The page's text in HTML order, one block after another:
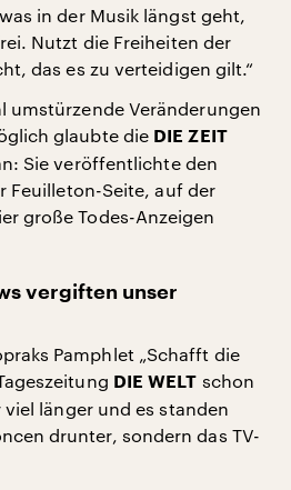
in der Musik längst geht,
Nutzt die Freiheiten der
das es zu verteidigen gilt.“
umstürzende Veränderungen
glaubte die DIE ZEIT
Sie veröffentlichte den
Feuilleton-Seite, auf der
große Todes-Anzeigen
vergiften unser
Pamphlet „Schafft die
DIE WELT schon
länger und es standen
drunter, sondern das TV-